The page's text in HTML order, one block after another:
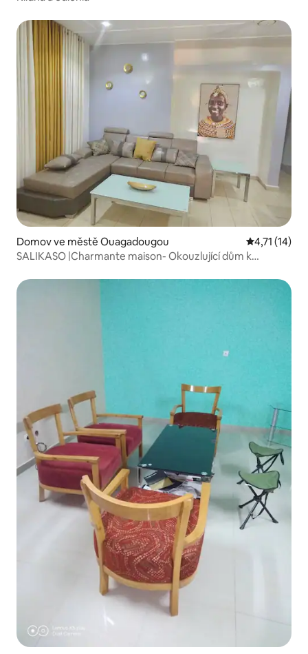
Domov ve městě Ouagadougou Průměrné
4,71 (14)
SALIKASO |Charmante maison- Okouzlující dům k